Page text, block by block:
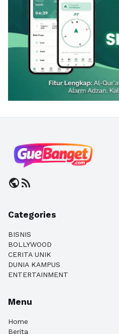
publicrss_feed
Categories
BISNIS
BOLLYWOOD
CERITA UNIK
DUNIA KAMPUS
ENTERTAINMENT
Menu
Home
Berita